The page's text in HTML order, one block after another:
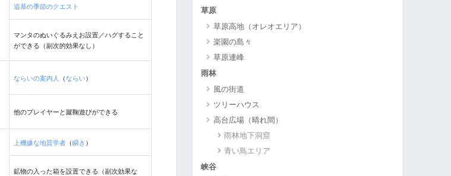
追慕の季節のクエスト
マンタのぬいぐるみえお設置／ハグすること
ができる（副次的効果なし）
ならいの案内人 （ならい）
他のプレイヤーと蹴鞠遊びができる
上機嫌な地質学者 （瞬き ）
鉱物の入った箱を設置できる（副次効果な
草原
草原高地（オレオエリア）
楽園の島々
草原連峰
雨林
風の街道
ツリーハウス
高台広場（晴れ間）
雨林地下洞窟
青い鳥エリア
峡谷